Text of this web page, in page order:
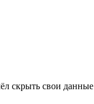
скрыть свои данные